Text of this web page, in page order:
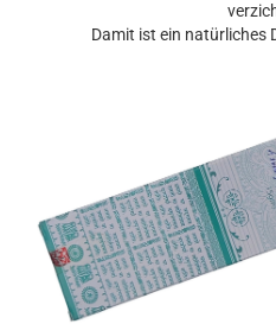
Damit ist ein natürliches